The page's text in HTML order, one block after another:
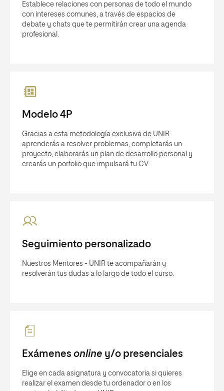
Establece relaciones con personas de todo el mundo
con intereses comunes, a través de espacios de
debate y chats que te permitirán crear una agenda
profesional.
Modelo 4P
Gracias a esta metodología exclusiva de UNIR
aprenderás a resolver problemas, completarás un
proyecto, elaborarás un plan de desarrollo personal y
crearás un porfolio que impulsará tu CV.
Seguimiento personalizado
Nuestros Mentores - UNIR te acompañarán y
resolverán tus dudas a lo largo de todo el curso.
Exámenes online y/o presenciales
Elige en cada asignatura y convocatoria si quieres
realizar el examen desde tu ordenador o en los